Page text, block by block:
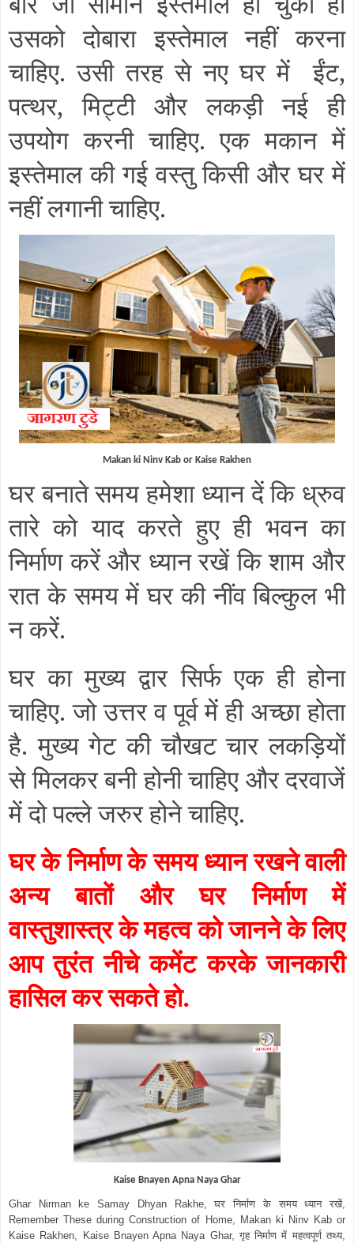
उसको दोबारा इस्तेमाल नहीं करना
चाहिए.उसी तरह से नए घर में ईंट,
पत्थर,मिट्टी और लकड़ी नई ही
उपयोग करनी चाहिए. एक मकान में
इस्तेमाल की गई वस्तु किसी और घर में
नहीं लगानी चाहिए.
Makan ki Ninv Kab or Kaise Rakhen
घर बनाते समय हमेशा ध्यान दें कि ध्रुव
तारे को याद करते हुए ही भवन का
निर्माण करें और ध्यान रखें कि शाम और
रात के समय में घर की नींव बिल्कुल भी
न करें.
घर का मुख्य द्वार सिर्फ एक ही होना
चाहिए. जो उत्तर व पूर्व में ही अच्छा होता
है. मुख्य गेट की चौखट चार लकड़ियों
से मिलकर बनी होनी चाहिए और दरवाजें
में दो पल्ले जरुर होने चाहिए.
घर के निर्माण के समय ध्यान रखने वाली
अन्य बातों और घर निर्माण में
वास्तुशास्त्र के महत्व को जानने के लिए
आप तुरंत नीचे कमेंट करके जानकारी
हासिल कर सकते हो.
Kaise Bnayen Apna Naya Ghar
Ghar Nirman ke Samay Dhyan Rakhe, घर निर्माण के समय ध्यान रखें,
Remember These during Construction of Home, Makan ki Ninv Kab or
Kaise Rakhen, Kaise Bnayen Apna Naya Ghar, गृह निर्माण में महत्वपूर्ण तथ्य,